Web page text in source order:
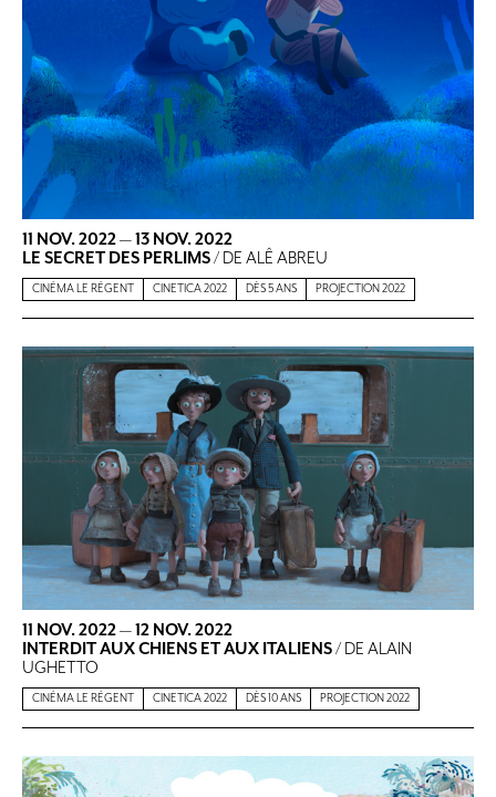
11 NOV. 2022—13 NOV. 2022
LE SECRET DES PERLIMS/ DE ALÊ ABREU
CINÉMA LE RÉGENT CINETICA 2022 DÈS 5 ANS PROJECTION 2022
11 NOV. 2022—12 NOV. 2022
INTERDIT AUX CHIENS ET AUX ITALIENS/ DE ALAIN
UGHETTO
CINÉMA LE RÉGENT CINETICA 2022 DÈS 10 ANS PROJECTION 2022